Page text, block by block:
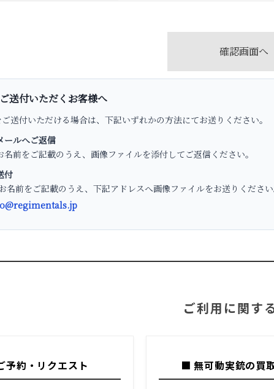
送付いただくお客様へ
送付いただける場合は、下記いずれかの方法にてお送りください。
ールへご返信
前をご記載のうえ、画像ファイルを添付してご返信ください。
付
前をご記載のうえ、下記アドレスへ画像ファイルをお送りください
ご利用に関す
予約・リクエスト ■ 無可動実銃の買